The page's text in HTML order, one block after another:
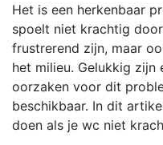
Het is een herkenbaar
spoelt niet krachtig
frustrerend zijn, maar
het milieu. Gelukkig zijn
oorzaken voor dit
beschikbaar. In dit
doen als je wc niet